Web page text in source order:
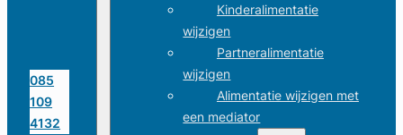
085
109
4132
Kinderalimentatie
wijzigen
Partneralimentatie
wijzigen
Alimentatie wijzigen met
een mediator